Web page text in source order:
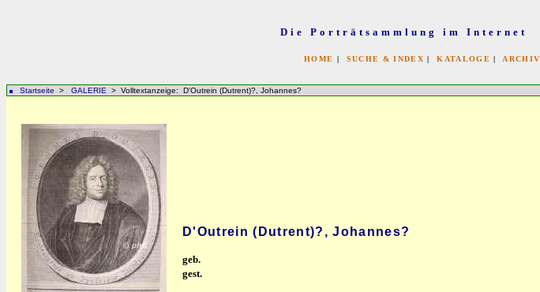
Die Porträtsammlung im Internet
HOME | SUCHE & INDEX |KATALOGE | ARCHIV
Startseite > GALERIE > Volltextanzeige: D'Outrein (Dutrent)?, Johannes?
D'Outrein (Dutrent)?, Johannes?
geb.
gest.